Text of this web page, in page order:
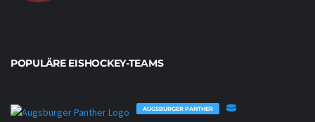
POPULÄRE EISHOCKEY-TEAMS
AUGSBURGER PANTHER